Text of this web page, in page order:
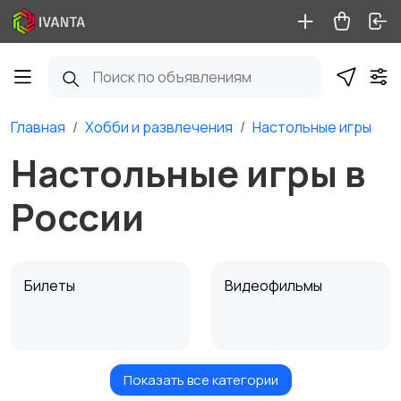
Главная Хобби и развлечения Настольные игры
Настольные игры в
России
Билеты Видеофильмы
Игровые приставки
Игры для приставок и
Показать все категории